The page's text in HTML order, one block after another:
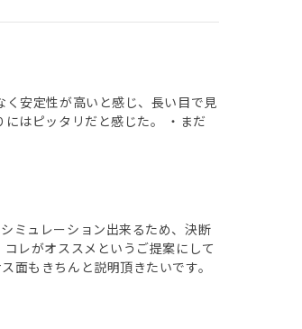
安定性が高いと感じ、長い目で見
はピッタリだと感じた。 ・まだ
ミュレーション出来るため、決断
レがオススメというご提案にして
面もきちんと説明頂きたいです。